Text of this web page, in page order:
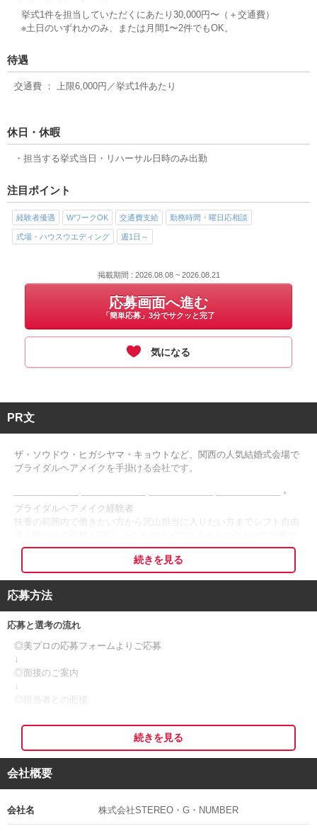
挙式1件を担当していただくにあたり30,000円〜（＋交通費）
※土日のいずれかのみ、または月間1〜2件でもOK。
待遇
交通費 ： 上限6,000円／挙式1件あたり
休日・休暇
・担当する挙式当日・リハーサル日時のみ出勤
注目ポイント
経験者優遇 WワークOK 交通費支給 勤務時間・曜日応相談
式場・ハウスウエディング 週1日～
掲載期間 : 2026.08.08 ~ 2026.08.21
応募画面へ進む
「簡単応募」3分でサクッと完了
気になる
PR文
ザ・ソウドウ・ヒガシヤマ・キョウトなど、関西の人気結婚式会場で
ブライダルヘアメイクを手掛ける会社です。
――――――― ――――――― ――――――― ――――――― *
ブライダルヘアメイク経験者
扶養の範囲内で働きたい方から沢山担当に入りたい方までシフト自由
きます！
――――――― ――――――― ――――――― ――――――― *
『フリーランス・ブライダルヘアメイク経験者』募集！
｡:+* ﾟ ゜ﾟ *+:｡:+* ﾟ ゜ﾟ *+:｡:+* ﾟ ゜ﾟ *+:｡:+* ﾟ ゜ﾟ *+:｡:+* ﾟ ゜ﾟ *+:｡
*
【仕事内容】
挙式当日のご新婦様のヘアメイク、挙式前のリハーサルにて打ち合わ
せなどを行います。
【募集雇用形態】
業務委託
【報酬】
挙式1件あたり30,000円〜（＋交通費）になります。
土日のうちのいずれかのみ、または月間で1〜2件でもOKです。
-
続きを見る
応募方法
応募と選考の流れ
◎美プロの応募フォームよりご応募
↓
◎面接のご案内
↓
◎担当者との面接
◎採用決定
◎入社
※応募者多数の場合、書類選考を通過された方のみにご連絡する可能
予めご了承くださいますようお願い申し上げます。
続きを見る
会社概要
会社名 株式会社STEREO・G・NUMBER